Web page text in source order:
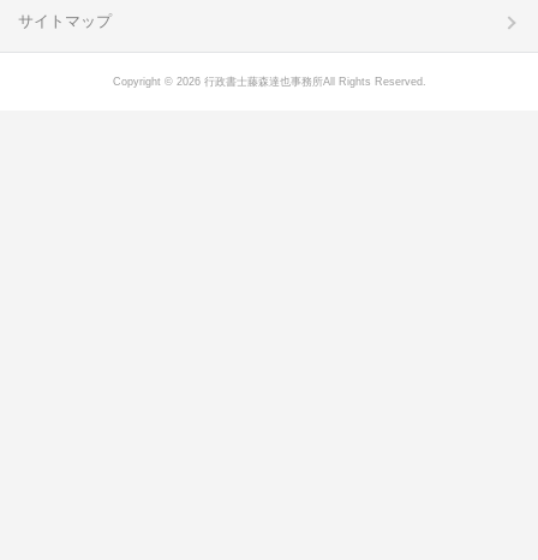
サイトマップ
Copyright © 2026 行政書士藤森達也事務所All Rights Reserved.